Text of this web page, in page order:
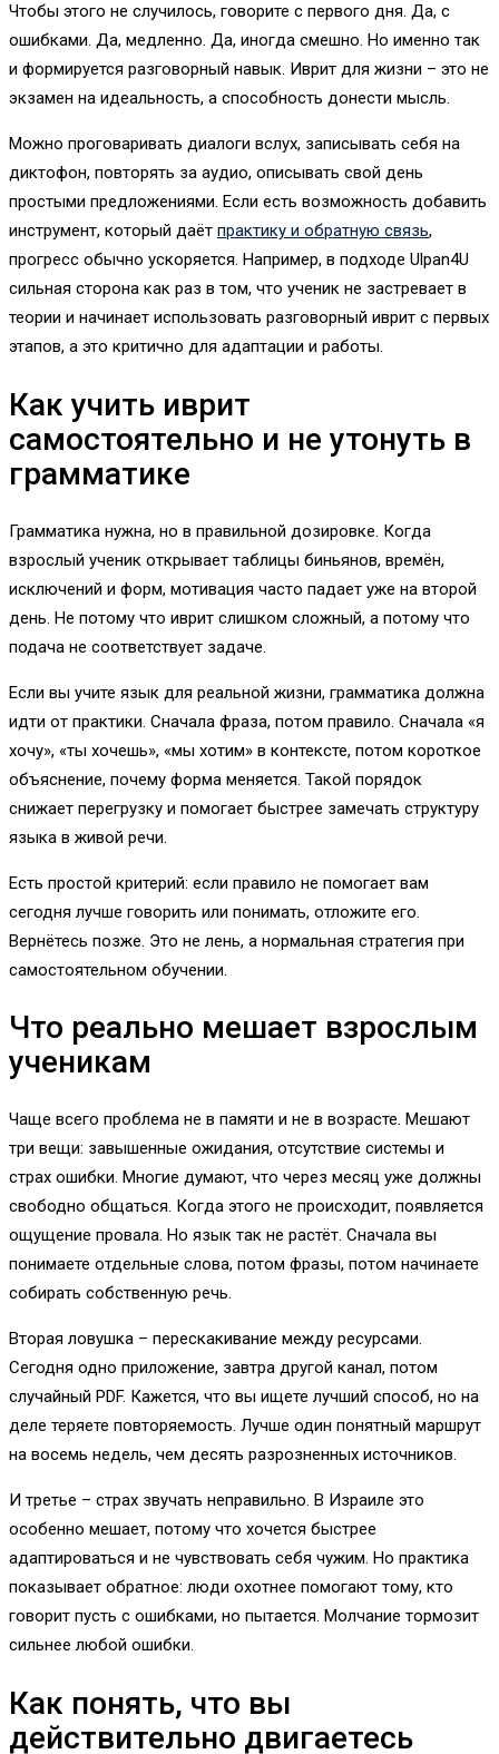
Чтобы этого не случилось, говорите с первого дня. Да, с
ошибками. Да, медленно. Да, иногда смешно. Но именно так
и формируется разговорный навык. Иврит для жизни – это не
экзамен на идеальность, а способность донести мысль.
Можно проговаривать диалоги вслух, записывать себя на
диктофон, повторять за аудио, описывать свой день
простыми предложениями. Если есть возможность добавить
инструмент, который даёт практику и обратную связь,
прогресс обычно ускоряется. Например, в подходе Ulpan4U
сильная сторона как раз в том, что ученик не застревает в
теории и начинает использовать разговорный иврит с первых
этапов, а это критично для адаптации и работы.
Как учить иврит
самостоятельно и не утонуть в
грамматике
Грамматика нужна, но в правильной дозировке. Когда
взрослый ученик открывает таблицы биньянов, времён,
исключений и форм, мотивация часто падает уже на второй
день. Не потому что иврит слишком сложный, а потому что
подача не соответствует задаче.
Если вы учите язык для реальной жизни, грамматика должна
идти от практики. Сначала фраза, потом правило. Сначала «я
хочу», «ты хочешь», «мы хотим» в контексте, потом короткое
объяснение, почему форма меняется. Такой порядок
снижает перегрузку и помогает быстрее замечать структуру
языка в живой речи.
Есть простой критерий: если правило не помогает вам
сегодня лучше говорить или понимать, отложите его.
Вернётесь позже. Это не лень, а нормальная стратегия при
самостоятельном обучении.
Что реально мешает взрослым
ученикам
Чаще всего проблема не в памяти и не в возрасте. Мешают
три вещи: завышенные ожидания, отсутствие системы и
страх ошибки. Многие думают, что через месяц уже должны
свободно общаться. Когда этого не происходит, появляется
ощущение провала. Но язык так не растёт. Сначала вы
понимаете отдельные слова, потом фразы, потом начинаете
собирать собственную речь.
Вторая ловушка – перескакивание между ресурсами.
Сегодня одно приложение, завтра другой канал, потом
случайный PDF. Кажется, что вы ищете лучший способ, но на
деле теряете повторяемость. Лучше один понятный маршрут
на восемь недель, чем десять разрозненных источников.
И третье – страх звучать неправильно. В Израиле это
особенно мешает, потому что хочется быстрее
адаптироваться и не чувствовать себя чужим. Но практика
показывает обратное: люди охотнее помогают тому, кто
говорит пусть с ошибками, но пытается. Молчание тормозит
сильнее любой ошибки.
Как понять, что вы
действительно двигаетесь